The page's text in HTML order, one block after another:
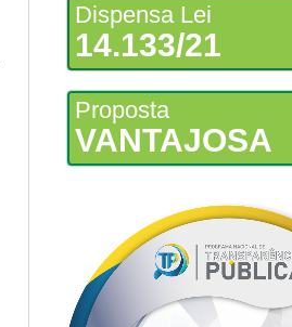
Dispensa Lei
14.133/21
Proposta
VANTAJOSA